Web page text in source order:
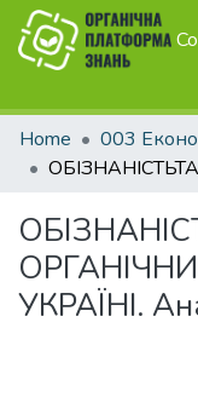
Home
003
УКРАЇНІ.